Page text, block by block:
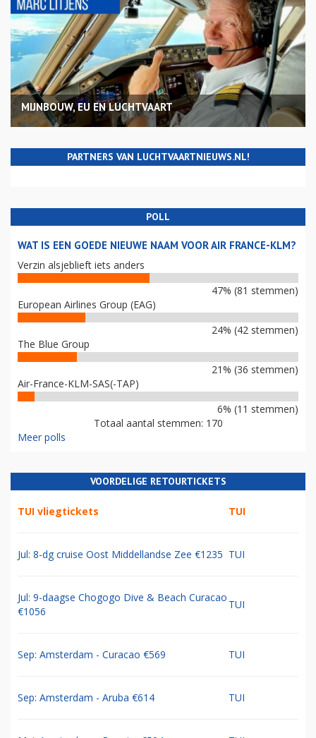
MIJNBOUW, EU EN LUCHTVAART
PARTNERS VAN LUCHTVAARTNIEUWS.NL!
POLL
WAT IS EEN GOEDE NIEUWE NAAM VOOR AIR FRANCE-KLM?
Verzin alsjeblieft iets anders
47% (81 stemmen)
European Airlines Group (EAG)
24% (42 stemmen)
The Blue Group
21% (36 stemmen)
Air-France-KLM-SAS(-TAP)
6% (11 stemmen)
Totaal aantal stemmen: 170
Meer polls
VOORDELIGE RETOURTICKETS
TUI vliegtickets TUI
Jul: 8-dg cruise Oost Middellandse Zee €1235 TUI
Jul: 9-daagse Chogogo Dive & Beach Curacao
€1056
TUI
Sep: Amsterdam - Curacao €569 TUI
Sep: Amsterdam - Aruba €614 TUI